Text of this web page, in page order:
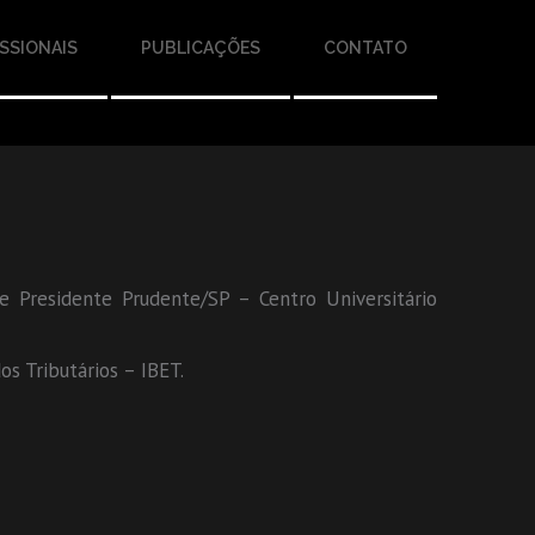
PUBLICAÇÕES CONTATO
Prudente/SP – Centro Universitário
Tributários – IBET.